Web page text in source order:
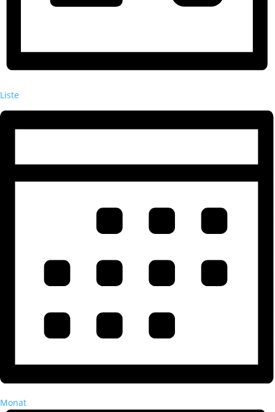
Liste
Monat